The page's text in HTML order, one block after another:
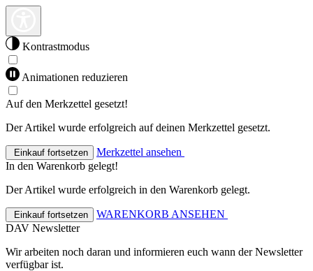
Kontrastmodus
Animationen reduzieren
Auf den Merkzettel gesetzt!
Der Artikel wurde erfolgreich auf deinen Merkzettel gesetzt.
Einkauf fortsetzen
Merkzettel ansehen
In den Warenkorb gelegt!
Der Artikel wurde erfolgreich in den Warenkorb gelegt.
Einkauf fortsetzen
WARENKORB ANSEHEN
DAV Newsletter
Wir arbeiten noch daran und informieren euch wann der Newsletter
verfügbar ist.